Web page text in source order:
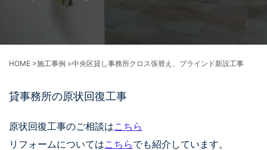
HOME >施工事例 >中央区貸し事務所クロス張替え、ブラインド新設工事
貸事務所の原状回復工事
原状回復工事のご相談はこちら
リフォームについてはこちらでも紹介しています。